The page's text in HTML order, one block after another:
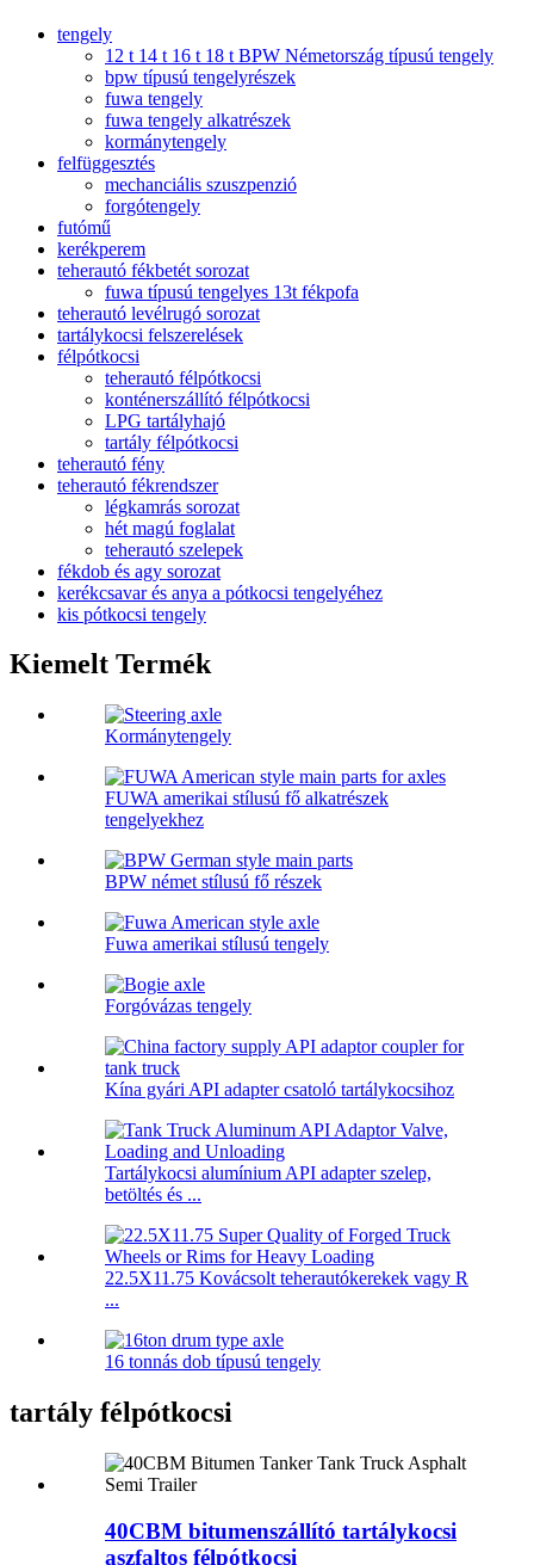
tengely
12 t 14 t 16 t 18 t BPW Németország típusú tengely
bpw típusú tengelyrészek
fuwa tengely
fuwa tengely alkatrészek
kormánytengely
felfüggesztés
mechanciális szuszpenzió
forgótengely
futómű
kerékperem
teherautó fékbetét sorozat
fuwa típusú tengelyes 13t fékpofa
teherautó levélrugó sorozat
tartálykocsi felszerelések
félpótkocsi
teherautó félpótkocsi
konténerszállító félpótkocsi
LPG tartályhajó
tartály félpótkocsi
teherautó fény
teherautó fékrendszer
légkamrás sorozat
hét magú foglalat
teherautó szelepek
fékdob és agy sorozat
kerékcsavar és anya a pótkocsi tengelyéhez
kis pótkocsi tengely
Kiemelt Termék
Kormánytengely
FUWA amerikai stílusú fő alkatrészek
tengelyekhez
BPW német stílusú fő részek
Fuwa amerikai stílusú tengely
Forgóvázas tengely
Kína gyári API adapter csatoló tartálykocsihoz
Tartálykocsi alumínium API adapter szelep,
betöltés és ...
22.5X11.75 Kovácsolt teherautókerekek vagy R
...
16 tonnás dob típusú tengely
tartály félpótkocsi
40CBM bitumenszállító tartálykocsi
aszfaltos félpótkocsi